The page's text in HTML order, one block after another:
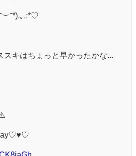
｡.:*♡
キはちょっと早かったかな...